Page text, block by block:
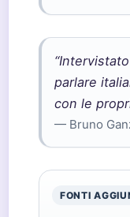
parlare
con le
— Bruno
FONTI